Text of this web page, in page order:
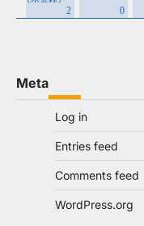
Meta
Log in
Entries feed
Comments feed
WordPress.org